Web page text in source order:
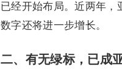
已经开始布局。近两年，
数字还将进一步增长。
二、有无绿标，已成